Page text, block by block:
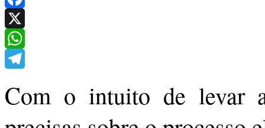
Facebook
X
WhatsApp
Com o intuito de levar